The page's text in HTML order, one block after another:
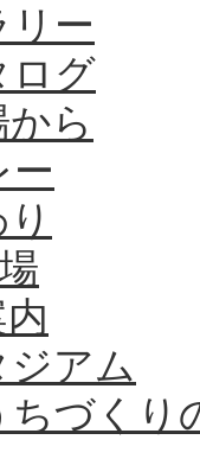
リー
ログ
ら
ー
アム
づくり